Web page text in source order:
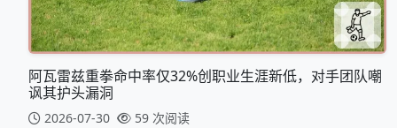
阿瓦雷兹重拳命中率仅32%创职业生涯新低，对手团队嘲
讽其护头漏洞
2026-07-30 59 次阅读